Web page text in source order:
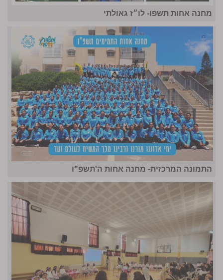
מחנה אחות תשפו- לו״ז גאולתי
התמונה המרכזית- מחנה אחות ה'תשפ"ו